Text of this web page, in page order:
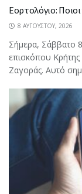
Εορτολόγιο:
8 ΑΥΓΟΎΣΤΟΥ, 2026
Σήμερα, Σάββατο
επισκόπου
Ζαγοράς. Αυτό